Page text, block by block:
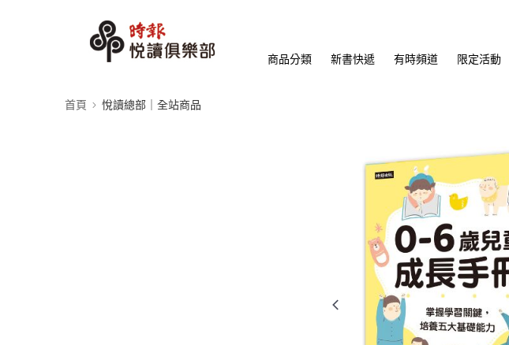
商品分類 新書快遞 有時頻道 限定活動
首頁 悅讀總部｜全站商品